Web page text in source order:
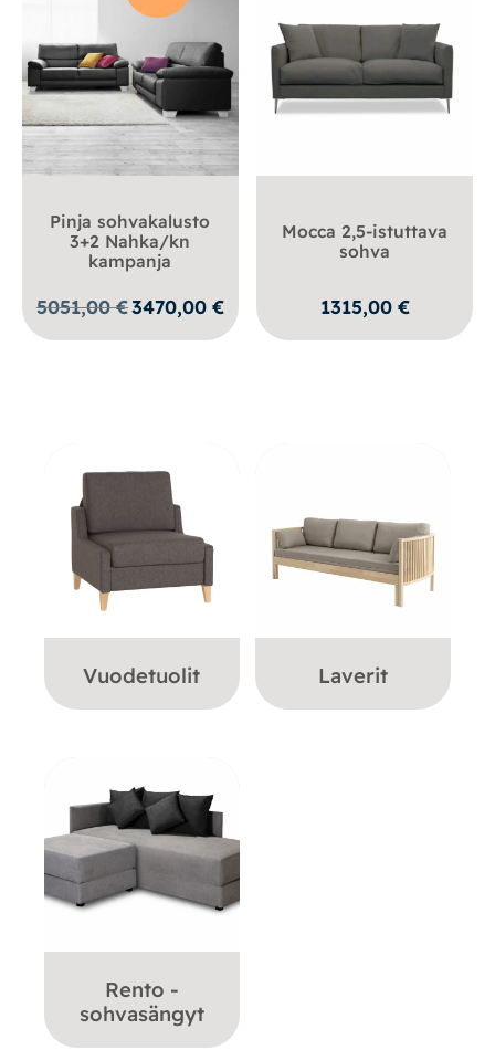
Pinja sohvakalusto
3+2 Nahka/kn
kampanja
5051,00€ Alkuperäinen
oli:
3470,00 €Nykyinen
hinta
Mocca 2,5-istuttava
sohva
1315,00 €
Vuodetuolit Laverit
Rento -
sohvasängyt